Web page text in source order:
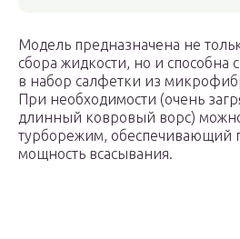
Модель предназначена не
сбора жидкости, но и
в набор салфетки из
При необходимости (очень
длинный ковровый ворс)
турборежим,
мощность всасывания.